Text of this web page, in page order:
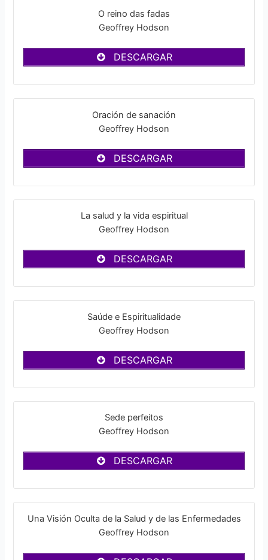
O reino das fadas
Geoffrey Hodson
DESCARGAR
Oración de sanación
Geoffrey Hodson
DESCARGAR
La salud y la vida espiritual
Geoffrey Hodson
DESCARGAR
Saúde e Espiritualidade
Geoffrey Hodson
DESCARGAR
Sede perfeitos
Geoffrey Hodson
DESCARGAR
Una Visión Oculta de la Salud y de las Enfermedades
Geoffrey Hodson